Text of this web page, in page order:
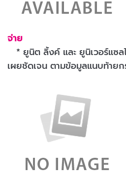
จ่าย
* ยูนิต ลิ้งค์ และ ยูนิเวอร์แซ
เผยชัดเจน ตามข้อมูลแนบท้ายก